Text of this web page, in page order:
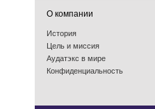
О компании
История
Цель и миссия
Аудатэкс в мире
Конфиденциальность